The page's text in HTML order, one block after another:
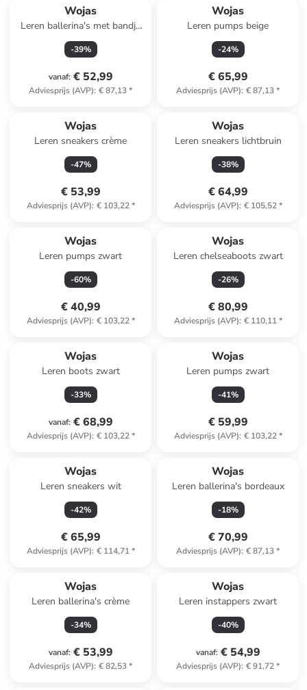
Wojas
Leren ballerina's met bandje
bordeaux
-39%
vanaf: € 52,99
Adviesprijs (AVP): € 87,13*
Wojas
Leren pumps beige
-24%
€ 65,99
Adviesprijs (AVP): € 87,13*
Wojas
Leren sneakers crème
-47%
€ 53,99
Adviesprijs (AVP): € 103,22*
Wojas
Leren sneakers lichtbruin
-38%
€ 64,99
Adviesprijs (AVP): € 105,52*
Wojas
Leren pumps zwart
-60%
€ 40,99
Adviesprijs (AVP): € 103,22*
Wojas
Leren chelseaboots zwart
-26%
€ 80,99
Adviesprijs (AVP): € 110,11*
Wojas
Leren boots zwart
-33%
vanaf: € 68,99
Adviesprijs (AVP): € 103,22*
Wojas
Leren pumps zwart
-41%
€ 59,99
Adviesprijs (AVP): € 103,22*
Wojas
Leren sneakers wit
-42%
€ 65,99
Adviesprijs (AVP): € 114,71*
Wojas
Leren ballerina's bordeaux
-18%
€ 70,99
Adviesprijs (AVP): € 87,13*
Wojas
Leren ballerina's crème
-34%
vanaf: € 53,99
Adviesprijs (AVP): € 82,53*
Wojas
Leren instappers zwart
-40%
vanaf: € 54,99
Adviesprijs (AVP): € 91,72*